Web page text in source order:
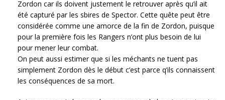
Zordon car ils doivent justement le retrouver après qu’il ait
été capturé par les sbires de Spector. Cette quête peut être
considérée comme une amorce de la fin de Zordon, puisque
pour la première fois les Rangers n’ont plus besoin de lui
pour mener leur combat.
On peut aussi estimer que si les méchants ne tuent pas
simplement Zordon dès le début c’est parce q’ils connaissent
les conséquences de sa mort.